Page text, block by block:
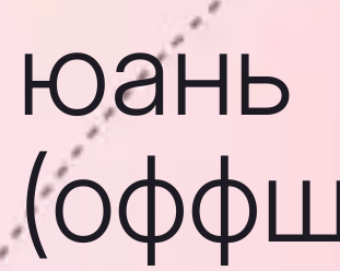
юань